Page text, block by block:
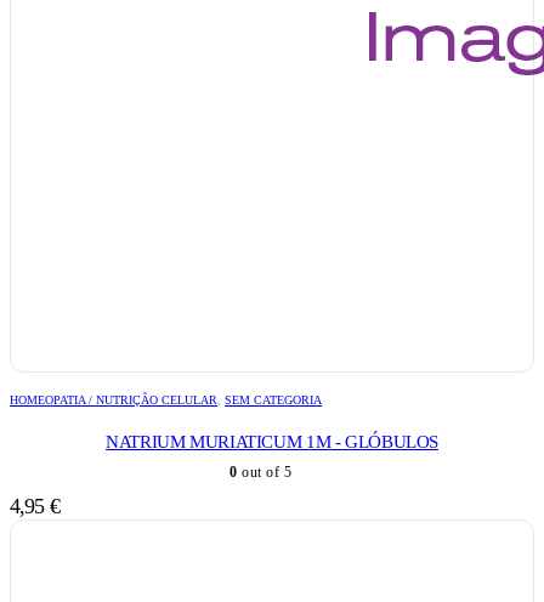
HOMEOPATIA / NUTRIÇÃO CELULAR SEM CATEGORIA
NATRIUM MURIATICUM 1M - GLÓBULOS
0 out of 5
4,95 €